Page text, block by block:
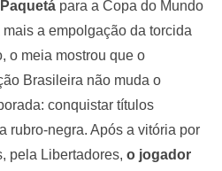
para a Copa do Mundo
a empolgação da torcida
o meia mostrou que o
Brasileira não muda o
conquistar títulos
rubro-negra. Após a vitória por
pela Libertadores, o jogador